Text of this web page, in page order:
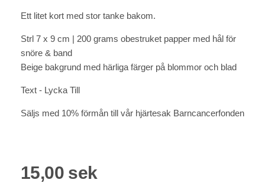
Ett litet kort med stor tanke bakom.
Strl 7 x 9 cm | 200 grams obestruket papper med hål för
snöre & band
Beige bakgrund med härliga färger på blommor och blad
Text - Lycka Till
Säljs med 10% förmån till vår hjärtesak Barncancerfonden
15,00 sek